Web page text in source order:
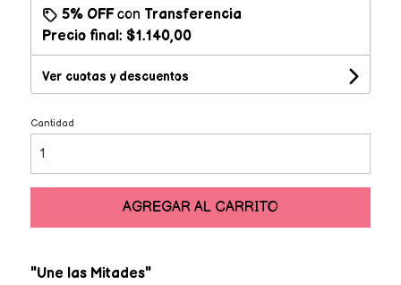
5% OFFcon Transferencia
Precio final: $1.140,00
Ver cuotas y descuentos
Cantidad
AGREGAR AL CARRITO
"Une las Mitades"